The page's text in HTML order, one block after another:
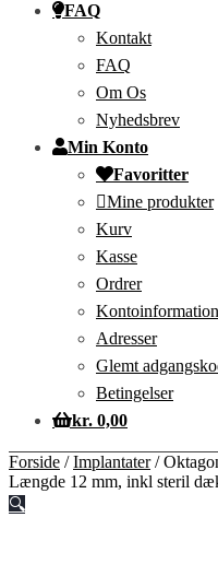
FAQ
Kontakt
FAQ
Om Os
Nyhedsbrev
Min Konto
Favoritter
Mine produkter
Kurv
Kasse
Ordrer
Adresser
Glemt
Betingelser
kr. 0,00
Forside /Implantater/
Længde 12 mm, inkl steril
🔍